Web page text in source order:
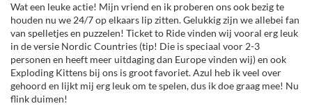
Wat een leuke actie! Mijn vriend en ik proberen ons ook bezig te
houden nu we 24/7 op elkaars lip zitten. Gelukkig zijn we allebei fan
van spelletjes en puzzelen! Ticket to Ride vinden wij vooral erg leuk
in de versie Nordic Countries (tip! Die is speciaal voor 2-3
personen en heeft meer uitdaging dan Europe vinden wij) en ook
Exploding Kittens bij ons is groot favoriet. Azul heb ik veel over
gehoord en lijkt mij erg leuk om te spelen, dus ik doe graag mee! Nu
flink duimen!